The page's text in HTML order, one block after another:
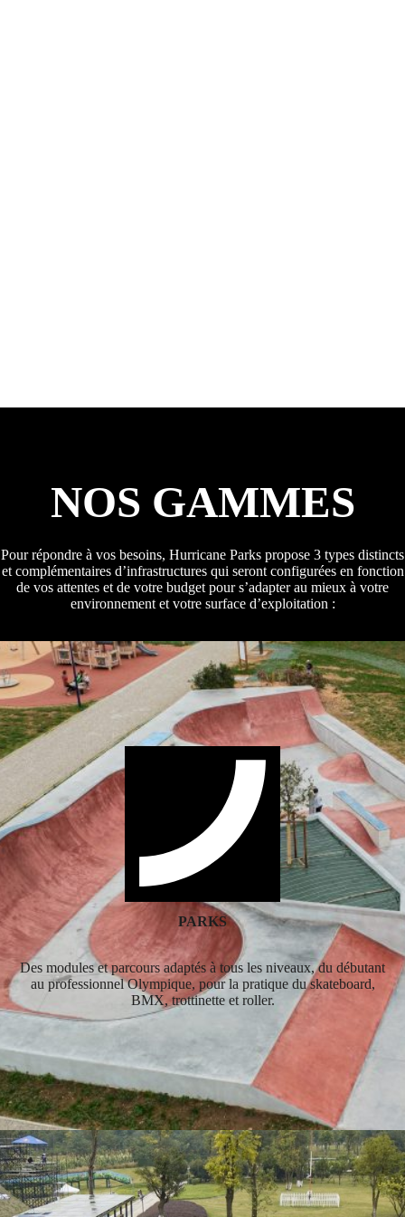
NOS GAMMES
Pour répondre à vos besoins, Hurricane Parks propose 3 types distincts
et complémentaires d’infrastructures qui seront configurées en fonction
de vos attentes et de votre budget pour s’adapter au mieux à votre
environnement et votre surface d’exploitation :
PARKS
Des modules et parcours adaptés à tous les niveaux, du débutant
au professionnel Olympique, pour la pratique du skateboard,
BMX, trottinette et roller.